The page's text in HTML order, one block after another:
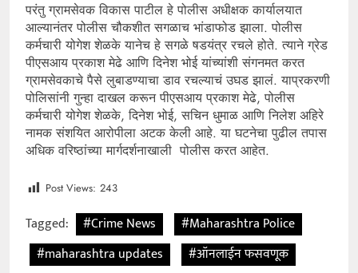
परंतु ग्रामसेवक विकास पाटील हे पोलीस अधीक्षक कार्यालयात
आल्यानंतर पोलीस चौकशीत सगळाच भांडाफोड झाला. पोलीस
कर्मचारी योगेश शेळके यानेच हे सगळे षडयंत्र रचले होते. त्याने ग्रेड
पीएसआय प्रकाश मेढे आणि दिनेश भोई यांच्यांशी संगनमत करत
ग्रामसेवकाचे पैसे लुबाडण्याचा डाव रचल्याचं उघड झालं. याप्रकरणी
पोलिसांनी गुन्हा दाखल करून पीएसआय प्रकाश मेढे, पोलीस
कर्मचारी योगेश शेळके, दिनेश भोई, सचिन धुमाळ आणि निलेश अहिरे
नामक संशयित आरोपीला अटक केली आहे. या घटनेचा पुढील तपास
अधिक वरिष्ठांच्या मार्गदर्शनाखाली पोलीस करत आहेत.
Post Views: 243
Tagged: #Crime News
#Maharashtra Police
#maharashtra updates
#ऑनलाईन फसवणूक